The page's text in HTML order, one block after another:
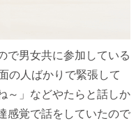
で男女共に参加している
の人ばかりで緊張して
～」などやたらと話しか
感覚で話をしていたので